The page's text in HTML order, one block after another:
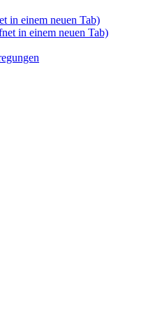
in einem neuen Tab)
in einem neuen Tab)